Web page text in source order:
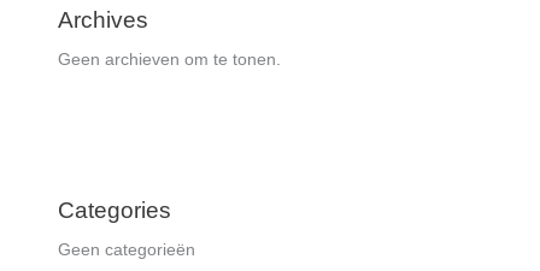
Archives
Geen archieven om te tonen.
Categories
Geen categorieën